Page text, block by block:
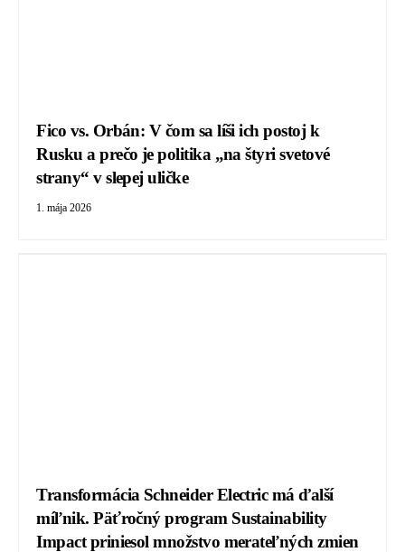
Fico vs. Orbán: V čom sa líši ich postoj k
Rusku a prečo je politika „na štyri svetové
strany“ v slepej uličke
1. mája 2026
Transformácia Schneider Electric má ďalší
míľnik. Päťročný program Sustainability
Impact priniesol množstvo merateľných zmien